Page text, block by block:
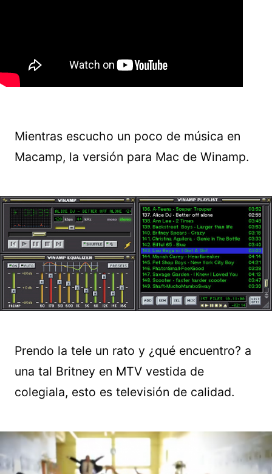
Mientras escucho un poco de música en
Macamp, la versión para Mac de Winamp.
Prendo la tele un rato y ¿qué encuentro? a
una tal Britney en MTV vestida de
colegiala, esto es televisión de calidad.